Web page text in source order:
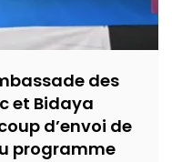
des
et Bidaya
d’envoi de
programme